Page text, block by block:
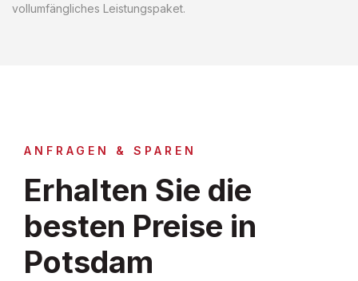
vollumfängliches Leistungspaket.
ANFRAGEN & SPAREN
Erhalten Sie die
besten Preise in
Potsdam